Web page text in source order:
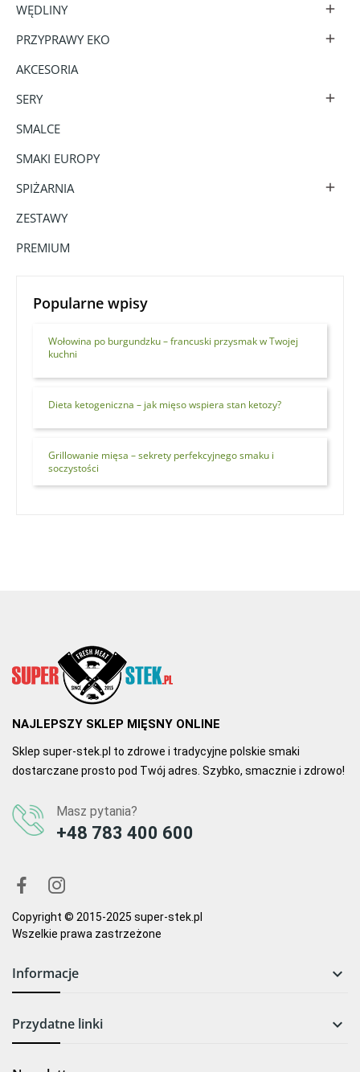
WĘDLINY 
PRZYPRAWY EKO 
AKCESORIA
SERY

SMALCE
SMAKI EUROPY
SPIŻARNIA

ZESTAWY
PREMIUM
Popularne wpisy
Wołowina po burgundzku – francuski przysmak w Twojej
kuchni
Dieta ketogeniczna – jak mięso wspiera stan ketozy?
Grillowanie mięsa – sekrety perfekcyjnego smaku i
soczystości
NAJLEPSZY SKLEP MIĘSNY ONLINE
Sklep super-stek.pl to zdrowe i tradycyjne polskie smaki
dostarczane prosto pod Twój adres. Szybko, smacznie i zdrowo!
Masz pytania?
+48 783 400 600
Copyright © 2015-2025 super-stek.pl
Wszelkie prawa zastrzeżone
Informacje 
Przydatne linki 